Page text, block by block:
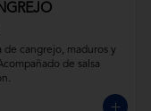
de cangrejo, maduros y
de salsa